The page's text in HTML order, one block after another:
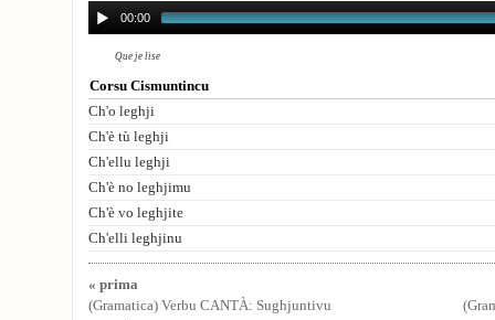
00:00
Que je lise
Corsu Cismuntincu
Ch'o leghji
Ch'è tù leghji
Ch'ellu leghji
Ch'è no leghjimu
Ch'è vo leghjite
Ch'elli leghjinu
« prima
(Gramatica) Verbu CANTÀ: Sughjuntivu